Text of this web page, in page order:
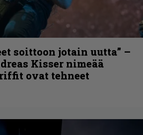
soittoon jotain uutta” –
Kisser nimeää
ovat tehneet